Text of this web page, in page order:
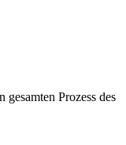
Prozess des